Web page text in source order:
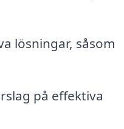
lösningar, såsom
på effektiva